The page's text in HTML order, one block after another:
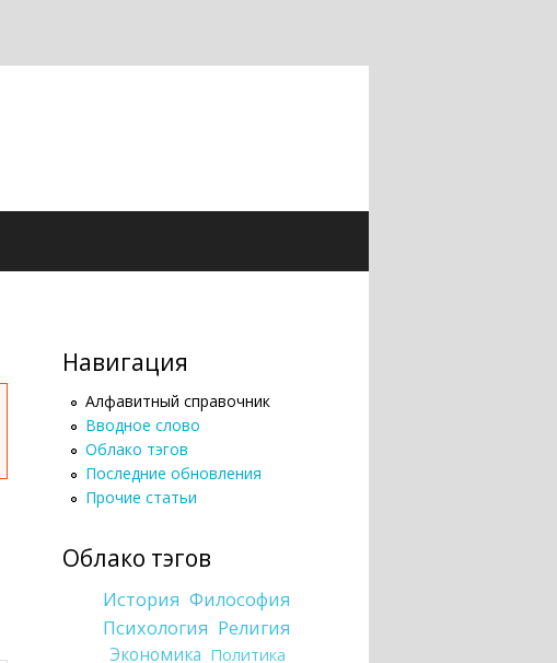
Навигация
Алфавитный справочник
Вводное слово
Облако тэгов
Последние обновления
Прочие статьи
Облако тэгов
История Философия
Психология Религия
Экономика Политика